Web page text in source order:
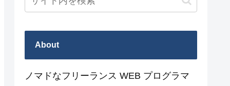
About
ノマドなフリーランス WEB プログラマ